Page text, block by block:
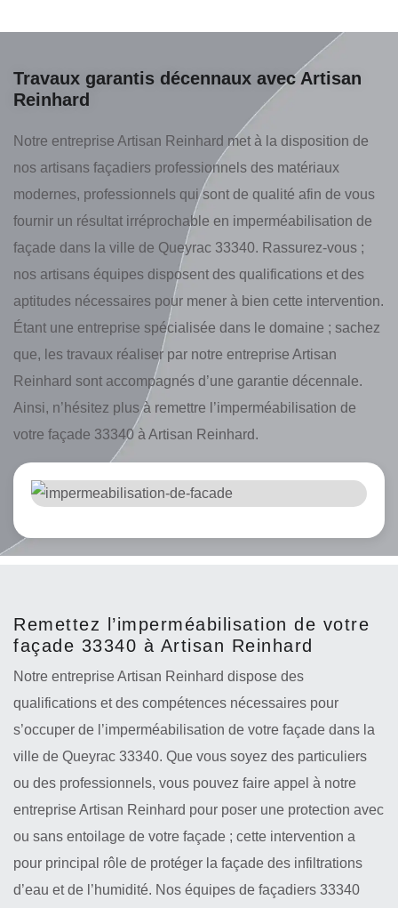
Travaux garantis décennaux avec Artisan
Reinhard
Notre entreprise Artisan Reinhard met à la disposition de
nos artisans façadiers professionnels des matériaux
modernes, professionnels qui sont de qualité afin de vous
fournir un résultat irréprochable en imperméabilisation de
façade dans la ville de Queyrac 33340. Rassurez-vous ;
nos artisans équipes disposent des qualifications et des
aptitudes nécessaires pour mener à bien cette intervention.
Étant une entreprise spécialisée dans le domaine ; sachez
que, les travaux réaliser par notre entreprise Artisan
Reinhard sont accompagnés d’une garantie décennale.
Ainsi, n’hésitez plus à remettre l’imperméabilisation de
votre façade 33340 à Artisan Reinhard.
Remettez l’imperméabilisation de votre
façade 33340 à Artisan Reinhard
Notre entreprise Artisan Reinhard dispose des
qualifications et des compétences nécessaires pour
s’occuper de l’imperméabilisation de votre façade dans la
ville de Queyrac 33340. Que vous soyez des particuliers
ou des professionnels, vous pouvez faire appel à notre
entreprise Artisan Reinhard pour poser une protection avec
ou sans entoilage de votre façade ; cette intervention a
pour principal rôle de protéger la façade des infiltrations
d’eau et de l’humidité. Nos équipes de façadiers 33340